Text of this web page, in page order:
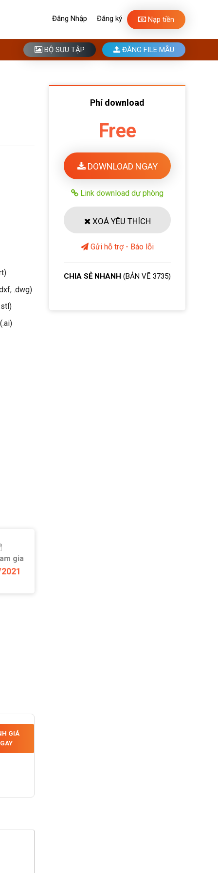
Đăng Nhập Đăng ký Nạp tiền
BỘ SƯU TẬP ĐĂNG FILE MẪU
.dwg)
gia
GIÁ
Phí download
Free
DOWNLOAD NGAY
Link download dự phòng
XOÁ YÊU THÍCH
Gửi hỗ trợ - Báo lỗi
CHIA SẺ NHANH (BẢN VẼ 3735)